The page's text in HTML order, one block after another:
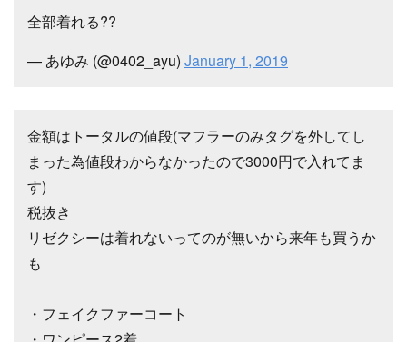
全部着れる??
— あゆみ (@0402_ayu) January 1, 2019
金額はトータルの値段(マフラーのみタグを外してし
まった為値段わからなかったので3000円で入れてま
す)
税抜き
リゼクシーは着れないってのが無いから来年も買うか
も
・フェイクファーコート